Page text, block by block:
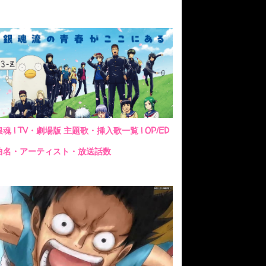
魂 | TV・劇場版 主題歌・挿入歌一覧 | OP/ED
名・アーティスト・放送話数